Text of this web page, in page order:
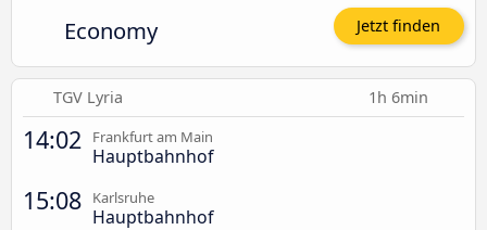
Economy Jetzt finden
TGV Lyria 1h 6min
14:02 Frankfurt am Main
Hauptbahnhof
15:08 Karlsruhe
Hauptbahnhof